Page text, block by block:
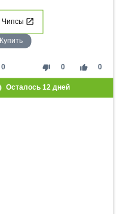
Чипсы
Купить
thumb_down 0 thumb_up 0
0
Осталось 12дней